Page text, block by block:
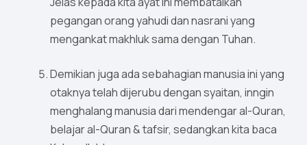
pegangan orang yahudi dan nasrani yang
mengankat makhluk sama dengan Tuhan.
Demikian juga ada sebahagian manusia ini yang
otaknya telah dijerubu dengan syaitan, inngin
menghalang manusia dari mendengar al-Quran,
belajar al-Quran & tafsir, sedangkan kita baca